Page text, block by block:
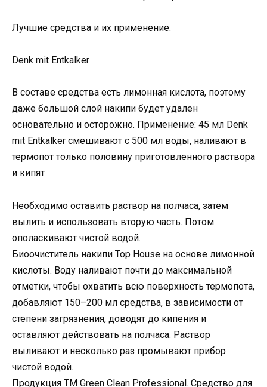
Лучшие средства и их применение:
Denk mit Entkalker
В составе средства есть лимонная кислота, поэтому
даже большой слой накипи будет удален
основательно и осторожно. Применение: 45 мл Denk
mit Entkalker смешивают с 500 мл воды, наливают в
термопот только половину приготовленного раствора
и кипят
Необходимо оставить раствор на полчаса, затем
вылить и использовать вторую часть. Потом
ополаскивают чистой водой.
Биоочиститель накипи Top House на основе лимонной
кислоты. Воду наливают почти до максимальной
отметки, чтобы охватить всю поверхность термопота,
добавляют 150–200 мл средства, в зависимости от
степени загрязнения, доводят до кипения и
оставляют действовать на полчаса. Раствор
выливают и несколько раз промывают прибор
чистой водой.
Продукция ТМ Green Clean Professional. Средство для